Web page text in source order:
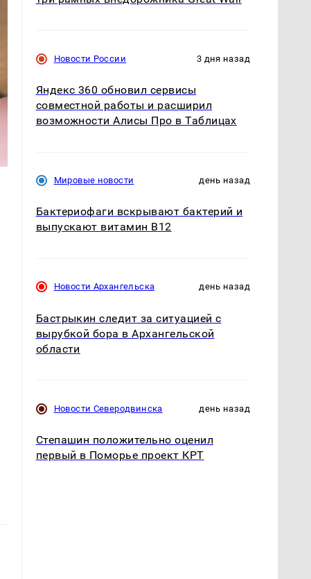
Новости России 3 дня назад
Яндекс 360 обновил сервисы
совместной работы и расширил
возможности Алисы Про в Таблицах
Мировые новости день назад
Бактериофаги вскрывают бактерий и
выпускают витамин B12
Новости Архангельска день назад
Бастрыкин следит за ситуацией с
вырубкой бора в Архангельской
области
Новости Северодвинска день назад
Степашин положительно оценил
первый в Поморье проект КРТ